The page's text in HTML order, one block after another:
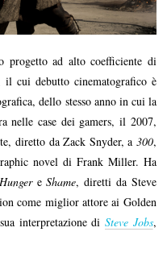
progetto ad alto coefficiente di
il cui debutto cinematografico è
dello stesso anno in cui la
nelle case dei gamers, il 2007,
diretto da Zack Snyder, a 300,
novel di Frank Miller. Ha
HungereShame, diretti da Steve
come miglior attore ai Golden
interpretazione di Steve Jobs,